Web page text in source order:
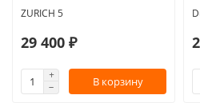
ZURICH 5
29 400 ₽
В корзину